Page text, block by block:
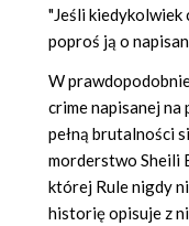
"Jeśli kiedykolwiek
poproś ją o
W
crime napisanej
pełną brutalności
morderstwo Sheili
której Rule nigdy
historię opisuje z